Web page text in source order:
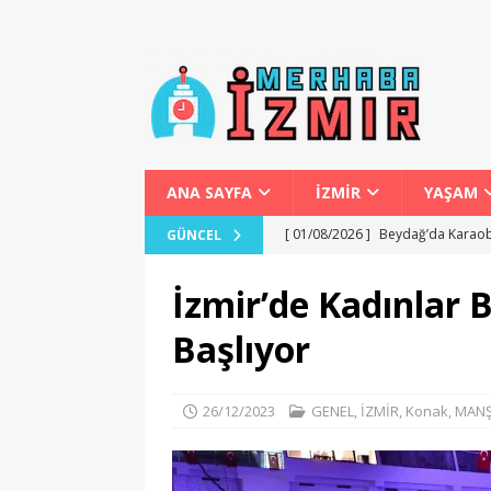
ANA SAYFA İZMİR YAŞAM
GÜNCEL [ 01/08/2026 ] Beydağ’da
[ 01/08/2026 ]
İzmir’de Bokaşi
[ 31/07/2026 ]
GENEL
İzmir’de Kadınlar
Başlıyor
26/12/2023 GENEL, İZMİR, Konak,